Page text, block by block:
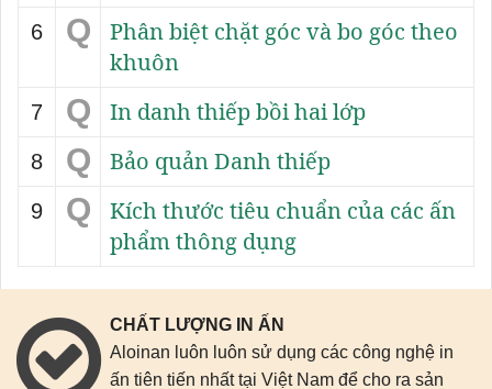
6 Q
Phân biệt chặt góc và bo góc theo
khuôn
7 Q In danh thiếp bồi hai lớp
8 Q Bảo quản Danh thiếp
9 Q
Kích thước tiêu chuẩn của các ấn
phẩm thông dụng
CHẤT LƯỢNG IN ẤN
Aloinan luôn luôn sử dụng các công nghệ in
ấn tiên tiến nhất tại Việt Nam để cho ra sản